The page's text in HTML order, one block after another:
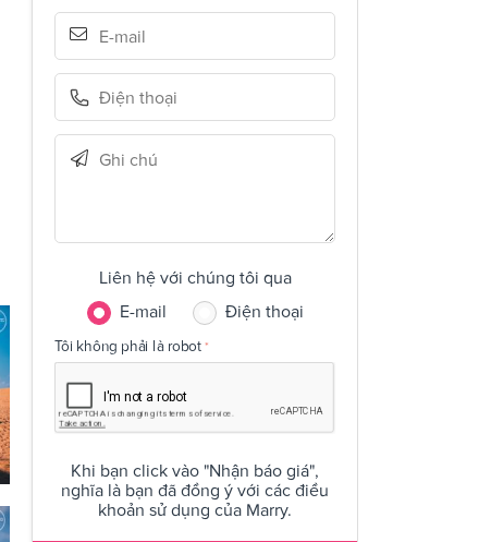
Liên hệ với chúng tôi qua
E-mail
Điện thoại
Tôi không phải là robot
Khi bạn click vào "Nhận báo giá",
nghĩa là bạn đã đồng ý với các điều
khoản sử dụng của Marry.